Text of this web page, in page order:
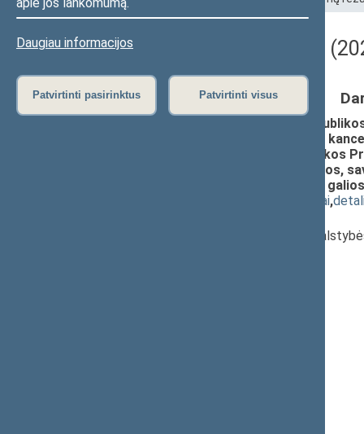
Daugiau informacijos
Patvirtinti pasirinktus Patvirtinti visus
Darbotvarkės klausimas
Seimo nutarimo "Dėl Lietuvos
Lietuvos Respublikos Seimo, Seimo
Prezidento kanceliarijos ir Respublikos
administracijos, teismų, prokuratūros,
patvirtinimo" pripažinimo netekusiu
susiję dokumentai,
, Komiteto narys,